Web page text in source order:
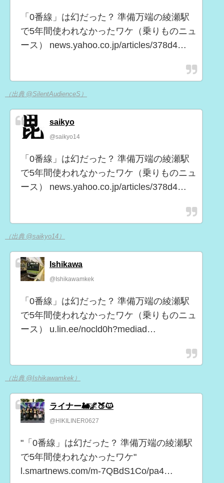
「0番線」は幻だった？ 準備万端の綾瀬駅
で5年間使われなかったワケ（乗りものニュ
ース） news.yahoo.co.jp/articles/378d4…
（出典 @SilentAudienceS）
saikyo
@saikyo14
「0番線」は幻だった？ 準備万端の綾瀬駅
で5年間使われなかったワケ（乗りものニュ
ース） news.yahoo.co.jp/articles/378d4…
（出典 @saikyo14）
Ishikawa
@Ishikawamkek
「0番線」は幻だった？ 準備万端の綾瀬駅
で5年間使われなかったワケ（乗りものニュ
ース） u.lin.ee/nocld0h?mediad…
（出典 @Ishikawamkek）
ライナー🚂🌌🍑🐱
@HIKILINER0627
"「0番線」は幻だった？ 準備万端の綾瀬駅
で5年間使われなかったワケ"
l.smartnews.com/m-7QBdS1Co/pa4…